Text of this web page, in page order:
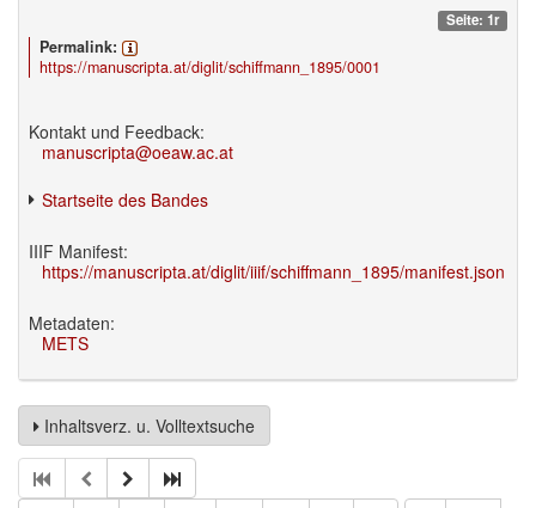
Seite: 1r
Permalink:
https://manuscripta.at/diglit/schiffmann_1895/0001
Kontakt und Feedback:
manuscripta@oeaw.ac.at
Startseite des Bandes
IIIF Manifest:
https://manuscripta.at/diglit/iiif/schiffmann_1895/manifest.json
Metadaten:
METS
Inhaltsverz. u. Volltextsuche